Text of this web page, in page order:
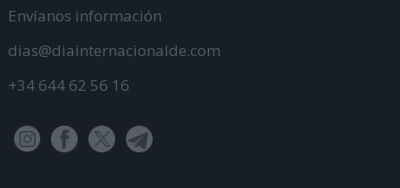
Envíanos información
dias@diainternacionalde.com
+34 644 62 56 16